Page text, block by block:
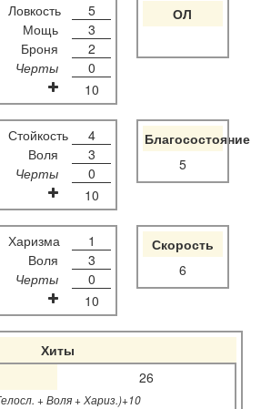
Ловкость
5
Мощь
3
Броня
2
Черты
0
10
ОЛ
Стойкость
4
Воля
3
Черты
0
10
Благосостояние
5
Харизма
1
Воля
3
Черты
0
10
Скорость
6
Хиты
26
+ Воля + Хариз.)+10